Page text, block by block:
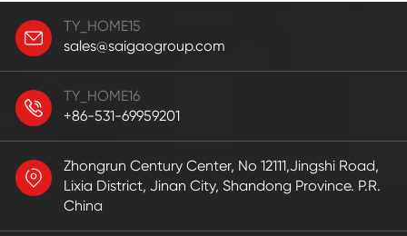
TY_HOME15
sales@saigaogroup.com
TY_HOME16
+86-531-69959201
Zhongrun Century Center, No 12111,Jingshi Road,
Lixia District, Jinan City, Shandong Province. P.R.
China